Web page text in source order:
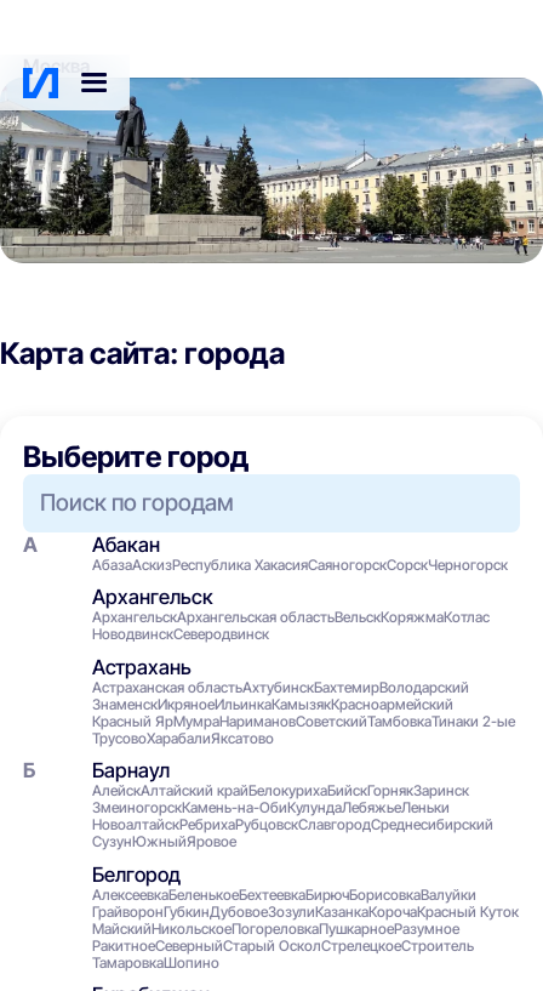
Москва
Карта сайта: города
Выберите город
Абакан
АбазаАскизРеспублика ХакасияСаяногорскСорскЧерногорск
Архангельск
АрхангельскАрхангельская областьВельскКоряжмаКотлас
НоводвинскСеверодвинск
Астрахань
Астраханская областьАхтубинскБахтемирВолодарский
ЗнаменскИкряноеИльинкаКамызякКрасноармейский
Красный ЯрМумраНаримановСоветскийТамбовкаТинаки 2-ые
ТрусовоХарабалиЯксатово
Барнаул
АлейскАлтайский крайБелокурихаБийскГорнякЗаринск
ЗмеиногорскКамень-на-ОбиКулундаЛебяжьеЛеньки
НовоалтайскРебрихаРубцовскСлавгородСреднесибирский
СузунЮжныйЯровое
Белгород
АлексеевкаБеленькоеБехтеевкаБирючБорисовкаВалуйки
ГрайворонГубкинДубовоеЗозулиКазанкаКорочаКрасный Куток
МайскийНикольскоеПогореловкаПушкарноеРазумное
РакитноеСеверныйСтарый ОсколСтрелецкоеСтроитель
ТамаровкаШопино